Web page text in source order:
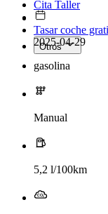
Cita Taller
Tasar coche
Otros
2025-04-29
gasolina
Manual
5,2 l/100km